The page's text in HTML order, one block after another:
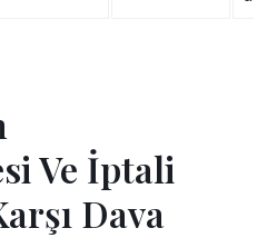
Ve İptali
Dava